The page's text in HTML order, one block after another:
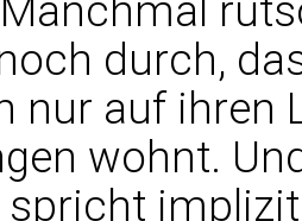
durch,
nur auf ihren
wohnt.
spricht